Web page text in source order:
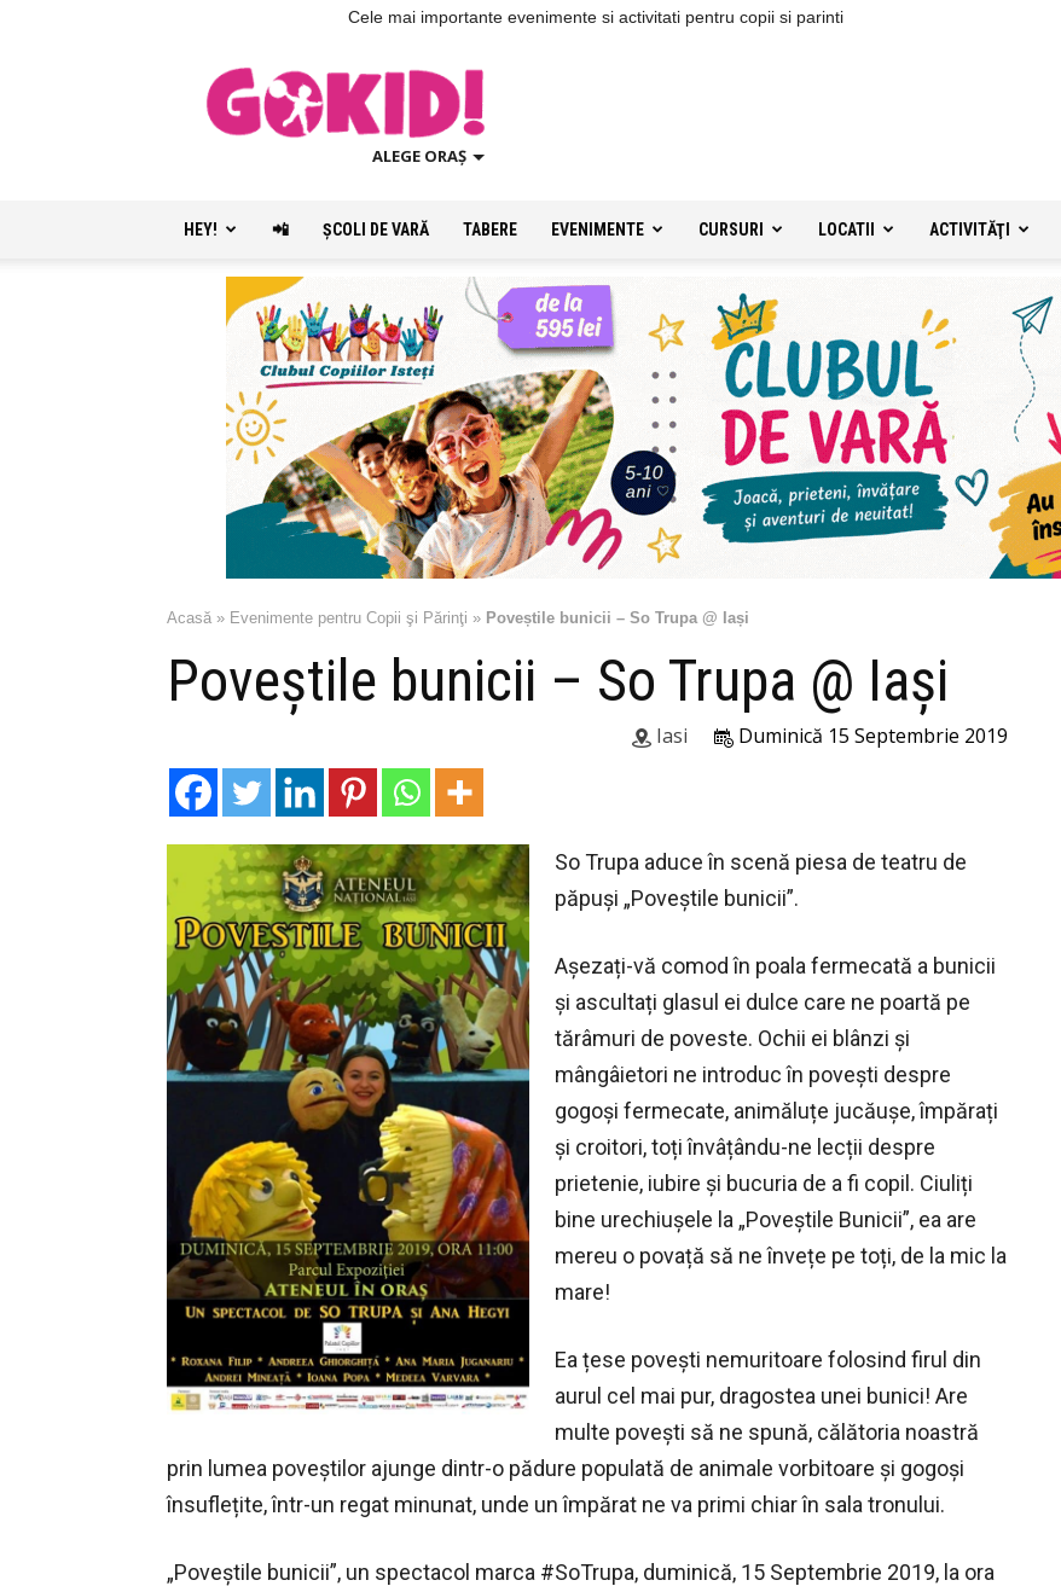
Cele mai importante evenimente si activitati pentru copii si parinti
ALEGE ORAȘ
HEY! 📲 ŞCOLI DE VARĂ TABERE EVENIMENTE CURSURI LOCATII ACTIVITĂŢI
Acasă » Evenimente pentru Copii şi Părinţi » Poveștile bunicii – So Trupa @ Iași
Poveștile bunicii – So Trupa @ Iași
Duminică 15 Septembrie 2019
Iasi
So Trupa aduce în scenă piesa de teatru de
păpuși „Poveștile bunicii”.
Așezați-vă comod în poala fermecată a bunicii
și ascultați glasul ei dulce care ne poartă pe
tărâmuri de poveste. Ochii ei blânzi și
mângâietori ne introduc în povești despre
gogoși fermecate, animăluțe jucăușe, împărați
și croitori, toți învâțându-ne lecții despre
prietenie, iubire și bucuria de a fi copil. Ciuliți
bine urechiuşele la „Poveștile Bunicii”, ea are
mereu o povață să ne învețe pe toți, de la mic la
mare!
Ea țese povești nemuritoare folosind firul din
aurul cel mai pur, dragostea unei bunici! Are
multe povești să ne spună, călătoria noastră
prin lumea poveștilor ajunge dintr-o pădure populată de animale vorbitoare și gogoși
însuflețite, într-un regat minunat, unde un împărat ne va primi chiar în sala tronului.
„Poveştile bunicii”, un spectacol marca #SoTrupa, duminică, 15 Septembrie 2019, la ora